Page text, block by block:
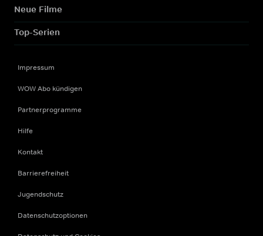
Neue Filme
Top-Serien
Impressum
WOW Abo kündigen
Partnerprogramme
Hilfe
Kontakt
Barrierefreiheit
Jugendschutz
Datenschutzoptionen